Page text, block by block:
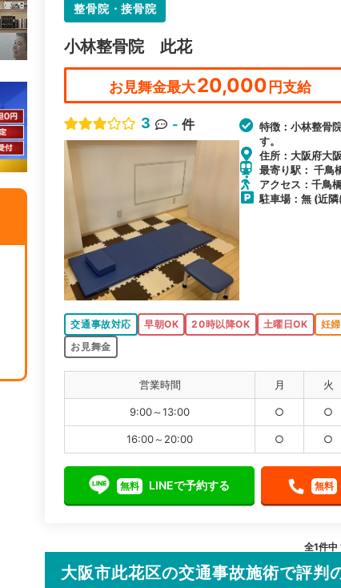
整骨院・接骨院
小林整骨院 此花
お見舞金最大20,000円支給
3 - 件
特徴：小林整骨
す。
住所：大阪府大
最寄り駅： 千鳥
アクセス：千鳥
駐車場：無 (近
交通事故対応 早朝OK 20時以降OK 土曜日OK 妊
お見舞金
営業時間 月 火
9:00～13:00 ○ ○
16:00～20:00 ○ ○
無料 LINEで予約する 無料
全1件中
大阪市此花区の交通事故施術で評判